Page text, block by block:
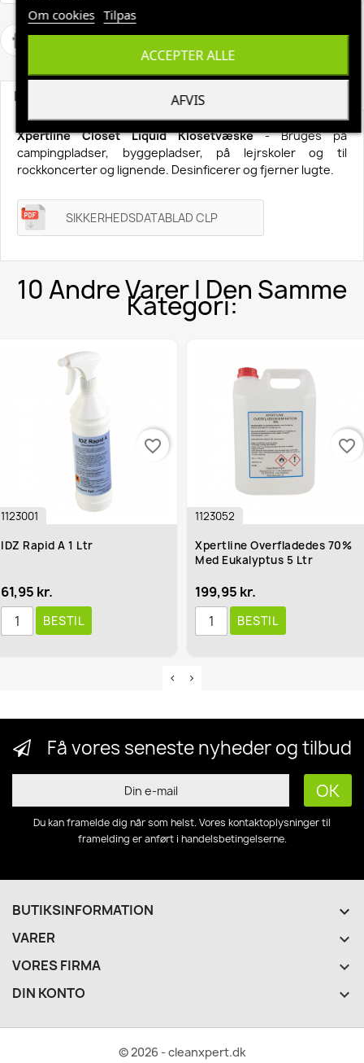
Beskrivelse Produktoplysninger
Xpertline Closet Liquid Klosetvæske- Bruges på
campingpladser, byggepladser, på lejrskoler og til
rockkoncerter og lignende. Desinficerer og fjerner lugte.
SIKKERHEDSDATABLAD CLP
10 Andre Varer I Den Samme
Kategori:
1123001
IDZ Rapid A 1 Ltr
61,95 kr.
BESTIL
favorite_border
1123052
Xpertline Overfladedes 70%
Med Eukalyptus 5 Ltr
199,95 kr.
BESTIL
favorite_border
Få vores seneste nyheder og tilbud
Du kan framelde dig når som helst. Vores kontaktoplysninger til
framelding er anført i handelsbetingelserne.
BUTIKSINFORMATION keyboard_arrow_down
VARER 
VORES FIRMA 
DIN KONTO 
Om cookies Tilpas
AFVIS
ACCEPTER ALLE
© 2026 - cleanxpert.dk